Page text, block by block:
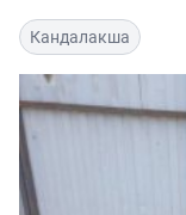
Кандалакша